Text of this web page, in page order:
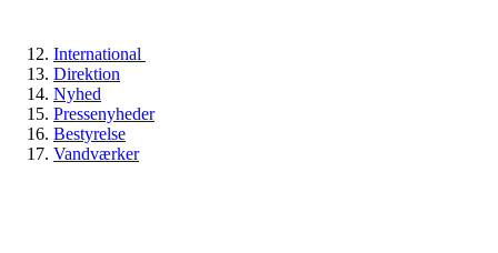
International
Direktion
Nyhed
Pressenyheder
Bestyrelse
Vandværker